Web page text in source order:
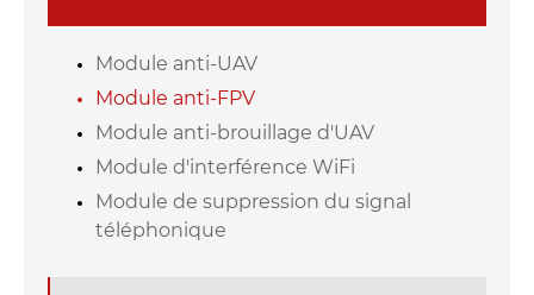
Module anti-UAV
Module anti-FPV
Module anti-brouillage d'UAV
Module d'interférence WiFi
Module de suppression du signal
téléphonique